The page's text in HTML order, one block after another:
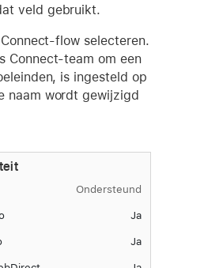
veld gebruikt.
flow selecteren.
Connect-team om een
is ingesteld op
naam wordt gewijzigd
Ondersteund
Ja
Ja